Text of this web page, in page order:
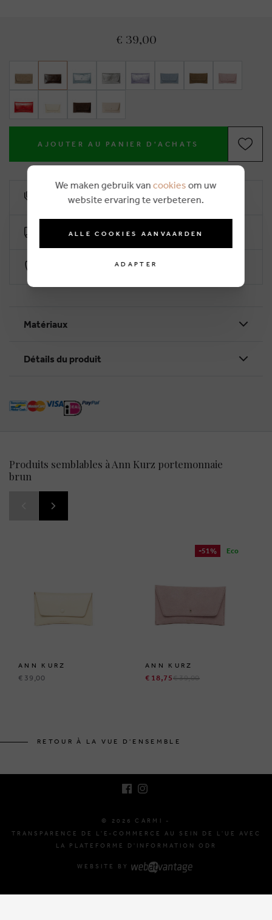
€ 39,00
AJOUTER AU PANIER D'ACHATS
10% remise de fidélité
Livraison gratuite dès €50 (2-4 jours ouvrables)
Paiement sécurisé par Worldline
Matériaux
Détails du produit
Produits semblables à Ann Kurz portemonnaie
brun
ANN KURZ
€ 39,00
-51% Eco
ANN KURZ
€ 18,75€ 39,00
RETOUR À LA VUE D'ENSEMBLE
© 2026 CARMI -
TRANSPARENCE DE L'E-COMMERCE AU SEIN DE L'UE AVEC
LA PLATEFORME D'INFORMATION ODR
WEBSITE BY
We maken gebruik van cookies om uw
website ervaring te verbeteren.
ALLE COOKIES AANVAARDEN
ADAPTER